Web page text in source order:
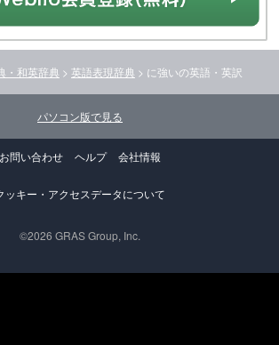
・和英辞典 > 英語表現辞典 > に強いの英語・英訳
パソコン版で見る
お問い合わせ ヘルプ 会社情報
ッキー・アクセスデータについて
©2026 GRAS Group, Inc.